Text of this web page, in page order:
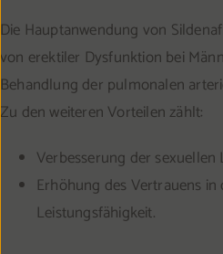
Die Hauptanwendung von
von erektiler Dysfunktion bei
Behandlung der pulmonalen
Zu den weiteren Vorteilen zählt:
Verbesserung der sexuellen
Erhöhung des Vertrauens in
Leistungsfähigkeit.